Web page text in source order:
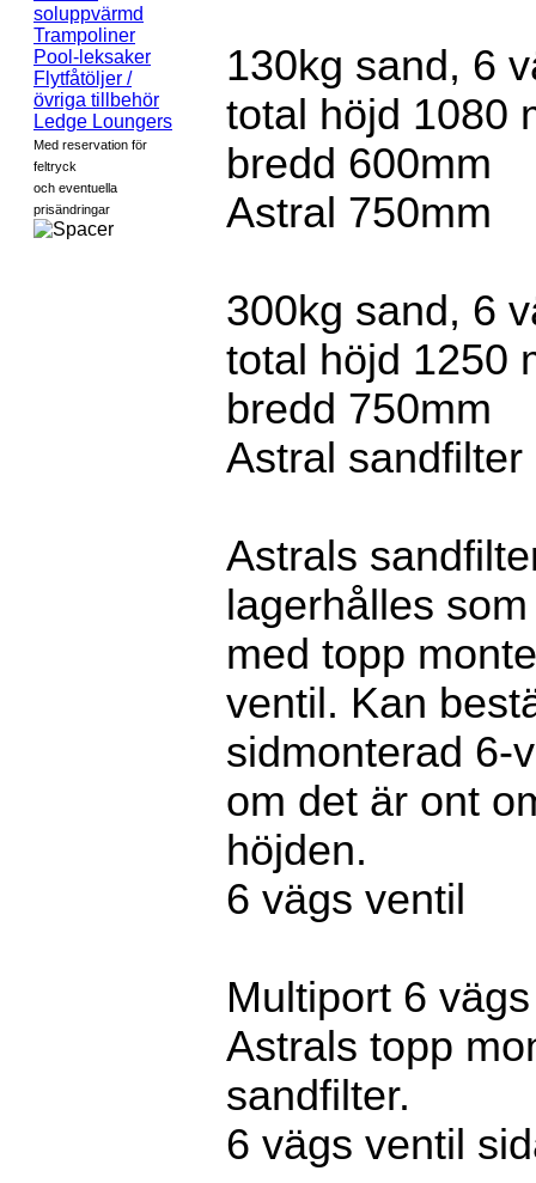
soluppvärmd
Trampoliner
Pool-leksaker
Flytfåtöljer /
övriga tillbehör
Ledge Loungers
Med reservation för
feltryck
och eventuella
prisändringar
130kg sand, 6
total höjd 1080
bredd 600mm
Astral 750mm
300kg sand, 6
total höjd 1250
bredd 750mm
Astral sandfilter
Astrals
lagerhålles
med topp
ventil. Kan
sidmonterad 6-
om det är ont
höjden.
6 vägs ventil
Multiport 6
Astrals topp
sandfilter.
6 vägs ventil